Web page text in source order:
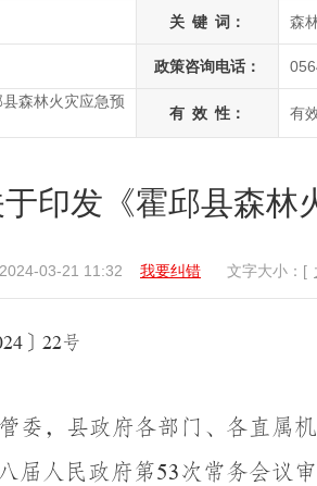
关 键 词： 森
政策咨询电话：
森林火灾应急预
有 效 性： 有
印发《霍邱县森林
03-21 11:32 我要纠错 文字大小：[
4〕 22号
委，县政府各部门、各直属机
届人民政府第53次常务会议